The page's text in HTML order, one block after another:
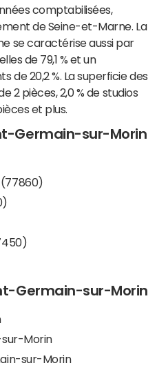
comptabilisées,
de Seine-et-Marne. La
se caractérise aussi par
de 79,1 % et un
de 20,2 %. La superficie des
2 pièces, 2,0 % de studios
et plus.
Germain-sur-Morin
Germain-sur-Morin
sur-Morin
sur-Morin